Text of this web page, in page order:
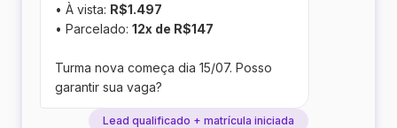
• À vista: R$1.497
• Parcelado: 12x de R$147
Turma nova começa dia 15/07. Posso
garantir sua vaga?
Lead qualificado + matrícula iniciada